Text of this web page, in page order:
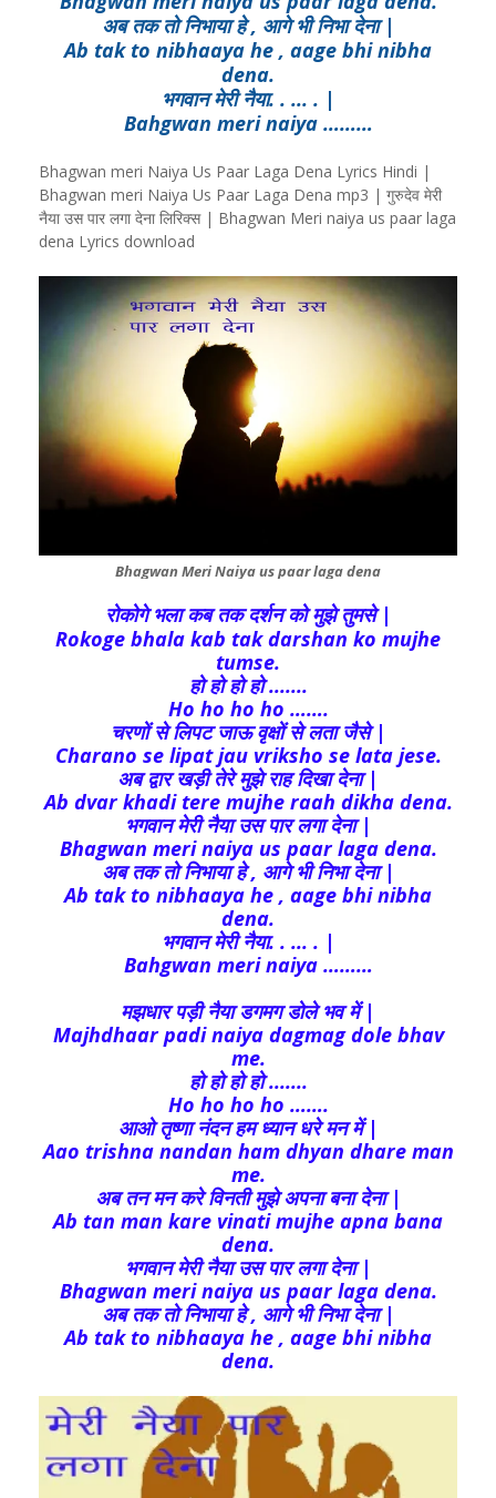
अब तक तो निभाया हे , आगे भी निभा देना |
Ab tak to nibhaaya he , aage bhi nibha
dena.
भगवान मेरी नैया. . ... . |
Bahgwan meri naiya ………
Bhagwan meri Naiya Us Paar Laga Dena Lyrics Hindi |
Bhagwan meri Naiya Us Paar Laga Dena mp3 | गुरुदेव मेरी
नैया उस पार लगा देना लिरिक्स | Bhagwan Meri naiya us paar laga
dena Lyrics download
Bhagwan Meri Naiya us paar laga dena
रोकोगे भला कब तक दर्शन को मुझे तुमसे |
Rokoge bhala kab tak darshan ko mujhe
tumse.
हो हो हो हो .......
Ho ho ho ho …….
चरणों से लिपट जाऊ वृक्षों से लता जैसे |
Charano se lipat jau vriksho se lata jese.
अब द्वार खड़ी तेरे मुझे राह दिखा देना |
Ab dvar khadi tere mujhe raah dikha dena.
भगवान मेरी नैया उस पार लगा देना |
Bhagwan meri naiya us paar laga dena.
अब तक तो निभाया हे , आगे भी निभा देना |
Ab tak to nibhaaya he , aage bhi nibha
dena.
भगवान मेरी नैया. . ... . |
Bahgwan meri naiya ………
मझधार पड़ी नैया डगमग डोले भव में |
Majhdhaar padi naiya dagmag dole bhav
me.
हो हो हो हो .......
Ho ho ho ho …….
आओ तृष्णा नंदन हम ध्यान धरे मन में |
Aao trishna nandan ham dhyan dhare man
me.
अब तन मन करे विनती मुझे अपना बना देना |
Ab tan man kare vinati mujhe apna bana
dena.
भगवान मेरी नैया उस पार लगा देना |
Bhagwan meri naiya us paar laga dena.
अब तक तो निभाया हे , आगे भी निभा देना |
Ab tak to nibhaaya he , aage bhi nibha
dena.